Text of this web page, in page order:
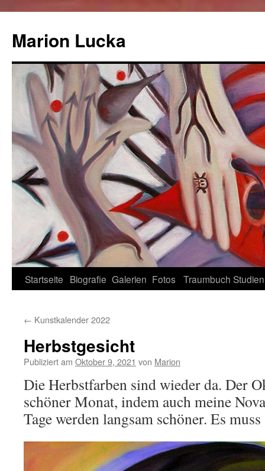
Marion Lucka
Zum
springen
Startseite Biografie Galerien Fotos Traumbuch Studien
← Kunstkalender 2022
Herbstgesicht
Publiziert am Oktober 9, 2021 von Marion
Die Herbstfarben sind wieder da. Der
schöner Monat, indem auch meine
Tage werden langsam schöner. Es